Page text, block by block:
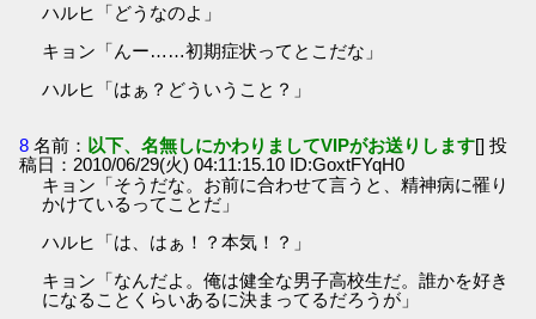
ハルヒ「どうなのよ」
キョン「んー……初期症状ってとこだな」
ハルヒ「はぁ？どういうこと？」
8 名前： 以下、名無しにかわりましてVIPがお送りします[] 投
稿日：2010/06/29(火) 04:11:15.10 ID:GoxtFYqH0
キョン「そうだな。お前に合わせて言うと、精神病に罹り
かけているってことだ」
ハルヒ「は、はぁ！？本気！？」
キョン「なんだよ。俺は健全な男子高校生だ。誰かを好き
になることくらいあるに決まってるだろうが」